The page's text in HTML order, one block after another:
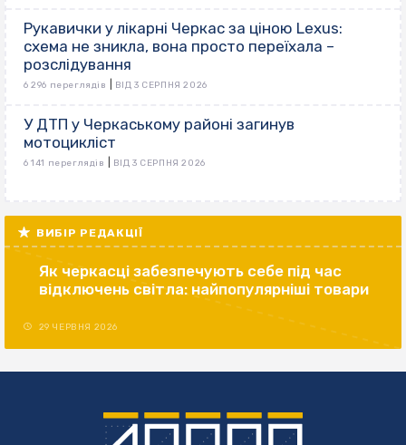
Рукавички у лікарні Черкас за ціною Lexus:
схема не зникла, вона просто переїхала –
розслідування
6 296 переглядів ВІД 3 СЕРПНЯ 2026
У ДТП у Черкаському районі загинув
мотоцикліст
6 141 переглядів ВІД 3 СЕРПНЯ 2026
ВИБІР РЕДАКЦІЇ
Як черкасці забезпечують себе під час
відключень світла: найпопулярніші товари
29 ЧЕРВНЯ 2026